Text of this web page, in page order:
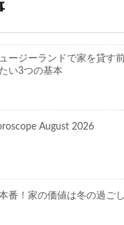
ージーランドで家を貸す
い3つの基本
August 2026
番！家の価値は冬の過ご